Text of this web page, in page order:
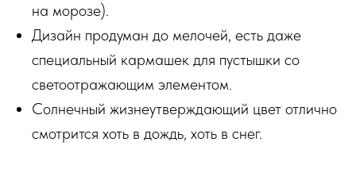
на морозе).
Дизайн продуман до мелочей, есть даже
специальный кармашек для пустышки со
светоотражающим элементом.
Солнечный жизнеутверждающий цвет отлично
смотрится хоть в дождь, хоть в снег.